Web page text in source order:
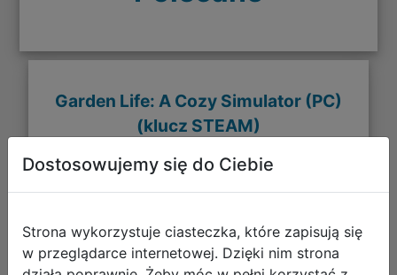
Garden Life: A Cozy Simulator (PC)
(klucz STEAM)
Dostosowujemy się do Ciebie
Strona wykorzystuje ciasteczka, które zapisują się
w przeglądarce internetowej. Dzięki nim strona